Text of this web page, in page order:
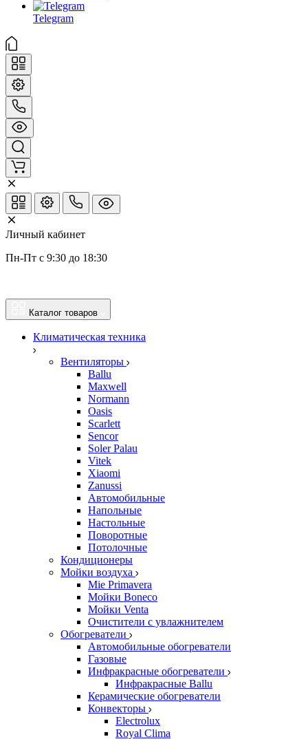
Telegram
Личный кабинет
Пн-Пт с 9:30 до 18:30
Каталог товаров
Климатическая техника
Вентиляторы
Ballu
Maxwell
Normann
Oasis
Scarlett
Sencor
Soler Palau
Vitek
Xiaomi
Zanussi
Автомобильные
Напольные
Настольные
Поворотные
Потолочные
Кондиционеры
Мойки воздуха
Mie Primavera
Мойки Boneco
Мойки Venta
Очистители с увлажнителем
Обогреватели
Автомобильные обогреватели
Газовые
Инфракрасные обогреватели
Инфракрасные Ballu
Керамические обогреватели
Конвекторы
Electrolux
Royal Clima